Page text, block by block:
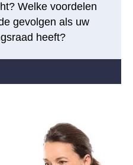
Welke voordelen
gevolgen als uw
heeft?